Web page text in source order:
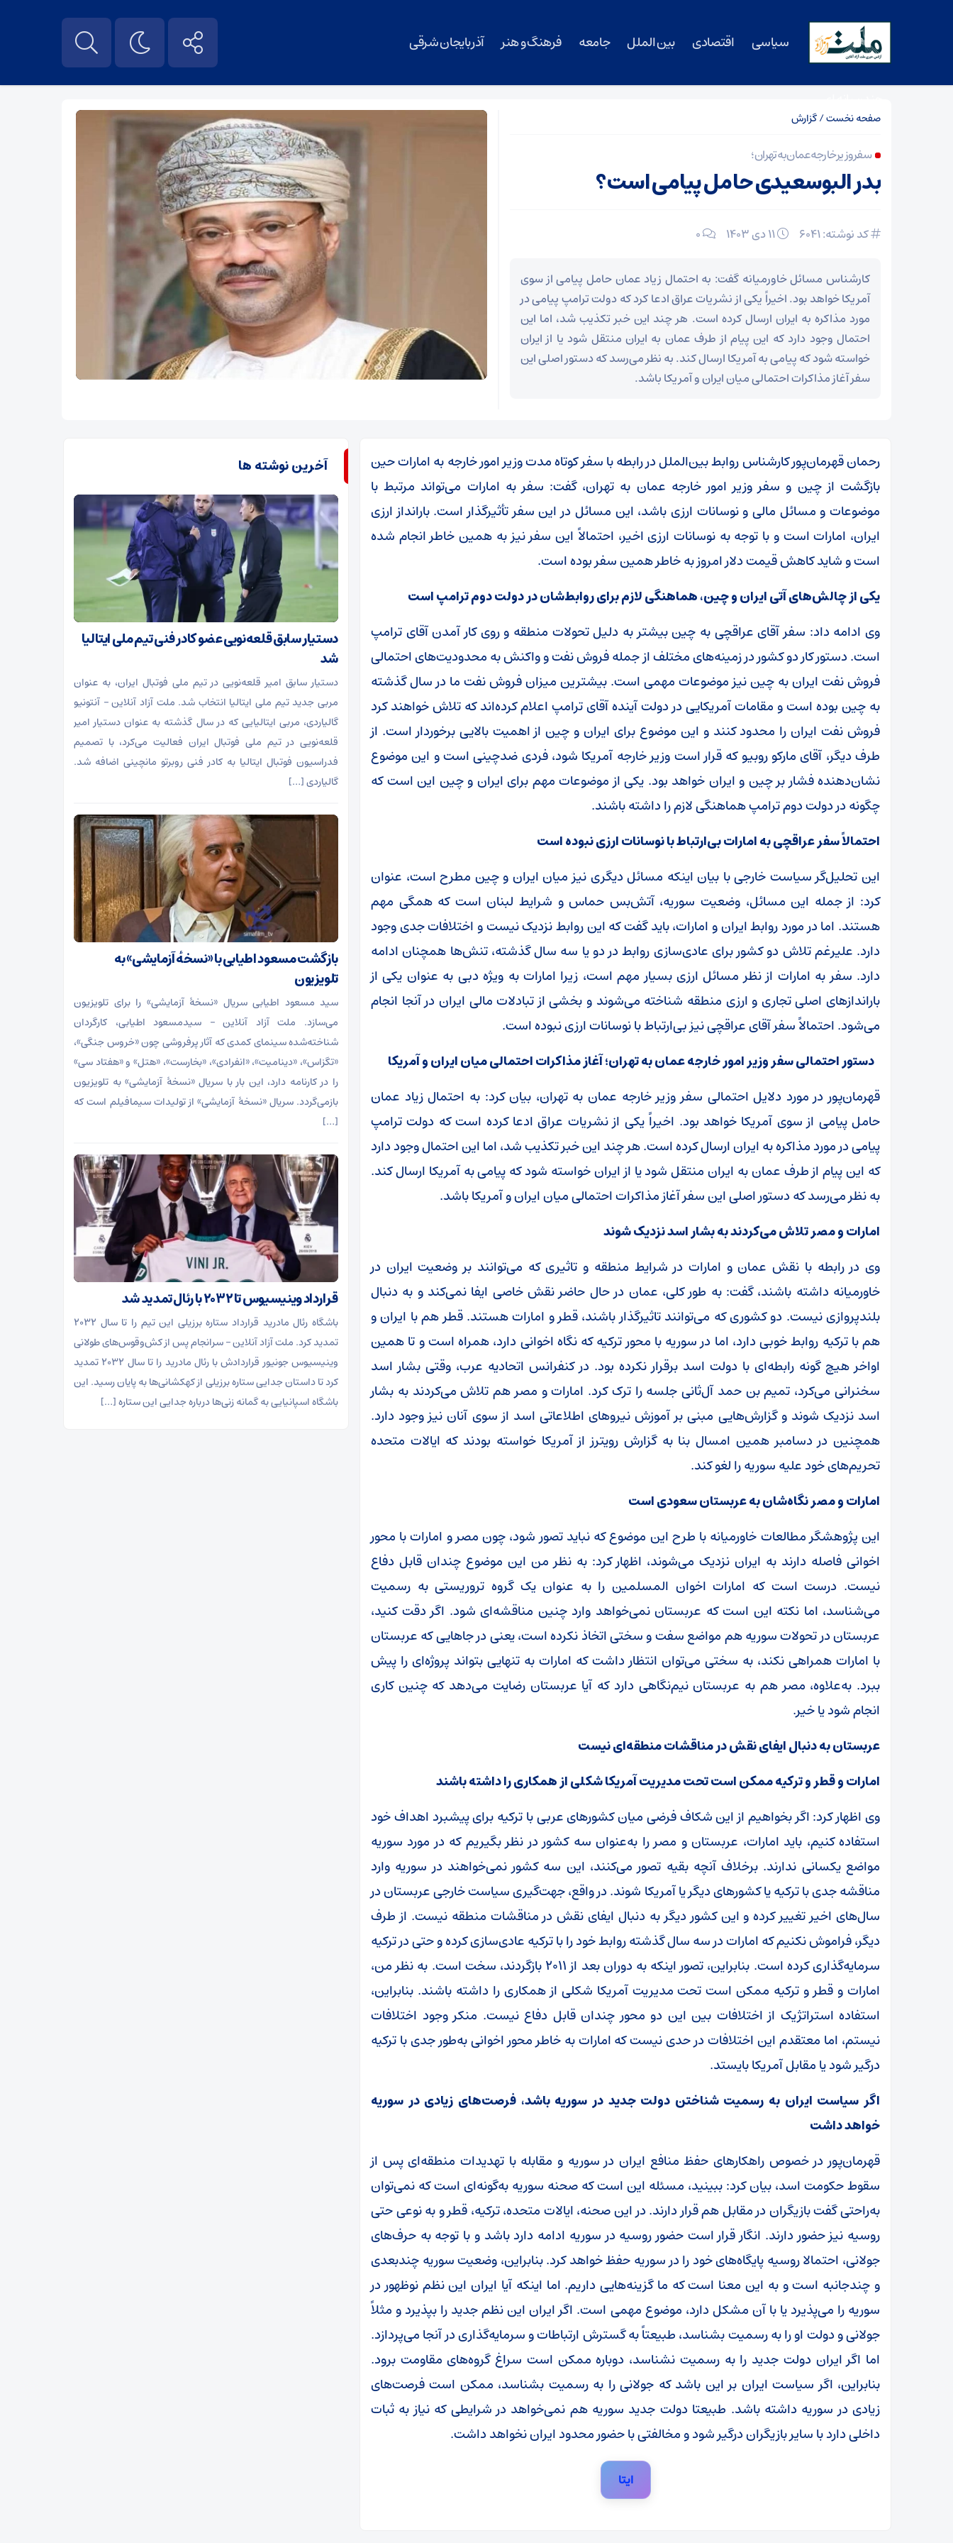
سیاسی اقتصادی بین الملل جامعه فرهنگ و هنر آذربایجان شرقی
صفحه نخست/گزارش
سفر وزیر خارجه عمان به تهران؛
بدر البوسعیدی حامل پیامی است؟
کد نوشته: 6041 0
کارشناس مسائل خاورمیانه گفت: به احتمال زیاد عمان حامل پیامی از سوی
آمریکا خواهد بود. اخیراً یکی از نشریات عراق ادعا کرد که دولت ترامپ پیامی در
مورد مذاکره به ایران ارسال کرده است. هر چند این خبر تکذیب شد، اما این
احتمال وجود دارد که این پیام از طرف عمان به ایران منتقل شود یا از ایران
خواسته شود که پیامی به آمریکا ارسال کند. به نظر می‌رسد که دستور اصلی این
سفر آغاز مذاکرات احتمالی میان ایران و آمریکا باشد.
رحمان قهرمان‌پور کارشناس روابط بین‌الملل در رابطه با سفر کوتاه مدت وزیر امور خارجه به امارات حین
بازگشت از چین و سفر وزیر امور خارجه عمان به تهران، گفت: سفر به امارات می‌تواند مرتبط با
موضوعات و مسائل مالی و نوسانات ارزی باشد، این مسائل در این سفر تأثیرگذار است. بارانداز ارزی
ایران، امارات است و با توجه به نوسانات ارزی اخیر، احتمالاً این سفر نیز به همین خاطر انجام شده
است و شاید کاهش قیمت دلار امروز به خاطر همین سفر بوده است.
یکی از چالش‌های آتی ایران و چین، هماهنگی لازم برای روابط‌شان در دولت دوم ترامپ است
وی ادامه داد: سفر آقای عراقچی به چین بیشتر به دلیل تحولات منطقه و روی کار آمدن آقای ترامپ
است. دستور کار دو کشور در زمینه‌های مختلف از جمله فروش نفت و واکنش به محدودیت‌های احتمالی
فروش نفت ایران به چین نیز موضوعات مهمی است. بیشترین میزان فروش نفت ما در سال گذشته
به چین بوده است و مقامات آمریکایی در دولت آینده آقای ترامپ اعلام کرده‌اند که تلاش خواهند کرد
فروش نفت ایران را محدود کنند و این موضوع برای ایران و چین از اهمیت بالایی برخوردار است. از
طرف دیگر، آقای مارکو روبیو که قرار است وزیر خارجه آمریکا شود، فردی ضدچینی است و این موضوع
نشان‌دهنده فشار بر چین و ایران خواهد بود. یکی از موضوعات مهم برای ایران و چین این است که
چگونه در دولت دوم ترامپ هماهنگی لازم را داشته باشند.
احتمالاً سفر عراقچی به امارات بی‌ارتباط با نوسانات ارزی نبوده است
این تحلیل‌گر سیاست خارجی با بیان اینکه مسائل دیگری نیز میان ایران و چین مطرح است، عنوان
کرد: از جمله این مسائل، وضعیت سوریه، آتش‌بس حماس و شرایط لبنان است که همگی مهم
هستند. اما در مورد روابط ایران و امارات، باید گفت که این روابط نزدیک نیست و اختلافات جدی وجود
دارد. علیرغم تلاش دو کشور برای عادی‌سازی روابط در دو یا سه سال گذشته، تنش‌ها همچنان ادامه
دارد. سفر به امارات از نظر مسائل ارزی بسیار مهم است، زیرا امارات به ویژه دبی به عنوان یکی از
بارانداز‌های اصلی تجاری و ارزی منطقه شناخته می‌شوند و بخشی از تبادلات مالی ایران در آنجا انجام
می‌شود. احتمالاً سفر آقای عراقچی نیز بی‌ارتباط با نوسانات ارزی نبوده است.
دستور احتمالی سفر وزیر امور خارجه عمان به تهران؛ آغاز مذاکرات احتمالی میان ایران و آمریکا
قهرمان‌پور در مورد دلایل احتمالی سفر وزیر خارجه عمان به تهران، بیان کرد: به احتمال زیاد عمان
حامل پیامی از سوی آمریکا خواهد بود. اخیراً یکی از نشریات عراق ادعا کرده است که دولت ترامپ
پیامی در مورد مذاکره به ایران ارسال کرده است. هر چند این خبر تکذیب شد، اما این احتمال وجود دارد
که این پیام از طرف عمان به ایران منتقل شود یا از ایران خواسته شود که پیامی به آمریکا ارسال کند.
به نظر می‌رسد که دستور اصلی این سفر آغاز مذاکرات احتمالی میان ایران و آمریکا باشد.
امارات و مصر تلاش می‌کردند به بشار اسد نزدیک شوند
وی در رابطه با نقش عمان و امارات در شرایط منطقه و تاثیری که می‌توانند بر وضعیت ایران در
خاورمیانه داشته باشند، گفت: به طور کلی، عمان در حال حاضر نقش خاصی ایفا نمی‌کند و به دنبال
بلندپروازی نیست. دو کشوری که می‌توانند تاثیرگذار باشند، قطر و امارات هستند. قطر هم با ایران و
هم با ترکیه روابط خوبی دارد، اما در سوریه با محور ترکیه که نگاه اخوانی دارد، همراه است و تا همین
اواخر هیچ گونه رابطه‌ای با دولت اسد برقرار نکرده بود. در کنفرانس اتحادیه عرب، وقتی بشار اسد
سخنرانی می‌کرد، تمیم بن حمد آل‌ثانی جلسه را ترک کرد. امارات و مصر هم تلاش می‌کردند به بشار
اسد نزدیک شوند و گزارش‌هایی مبنی بر آموزش نیرو‌های اطلاعاتی اسد از سوی آنان نیز وجود دارد.
همچنین در دسامبر همین امسال بنا به گزارش رویترز از آمریکا خواسته بودند که ایالات متحده
تحریم‌های خود علیه سوریه را لغو کند.
امارات و مصر نگاه‌شان به عربستان سعودی است
این پژوهشگر مطالعات خاورمیانه با طرح این موضوع که نباید تصور شود، چون مصر و امارات با محور
اخوانی فاصله دارند به ایران نزدیک می‌شوند، اظهار کرد: به نظر من این موضوع چندان قابل دفاع
نیست. درست است که امارات اخوان المسلمین را به عنوان یک گروه تروریستی به رسمیت
می‌شناسد، اما نکته این است که عربستان نمی‌خواهد وارد چنین مناقشه‌ای شود. اگر دقت کنید،
عربستان در تحولات سوریه هم مواضع سفت و سختی اتخاذ نکرده است، یعنی در جا‌هایی که عربستان
با امارات همراهی نکند، به سختی می‌توان انتظار داشت که امارات به تنهایی بتواند پروژه‌ای را پیش
ببرد. به‌علاوه، مصر هم به عربستان نیم‌نگاهی دارد که آیا عربستان رضایت می‌دهد که چنین کاری
انجام شود یا خیر.
عربستان به دنبال ایفای نقش در مناقشات منطقه‌ای نیست
امارات و قطر و ترکیه ممکن است تحت مدیریت آمریکا شکلی از همکاری را داشته باشند​
وی اظهار کرد: اگر بخواهیم از این شکاف فرضی میان کشور‌های عربی با ترکیه برای پیشبرد اهداف خود
استفاده کنیم، باید امارات، عربستان و مصر را به‌عنوان سه کشور در نظر بگیریم که در مورد سوریه
مواضع یکسانی ندارند. برخلاف آنچه بقیه تصور می‌کنند، این سه کشور نمی‌خواهند در سوریه وارد
مناقشه جدی با ترکیه یا کشور‌های دیگر یا آمریکا شوند. در واقع، جهت‌گیری سیاست خارجی عربستان در
سال‌های اخیر تغییر کرده و این کشور دیگر به دنبال ایفای نقش در مناقشات منطقه نیست. از طرف
دیگر، فراموش نکنیم که امارات در سه سال گذشته روابط خود را با ترکیه عادی‌سازی کرده و حتی در ترکیه
سرمایه‌گذاری کرده است. بنابراین، تصور اینکه به دوران بعد از ۲۰۱۱ بازگردند، سخت است. به نظر من،
امارات و قطر و ترکیه ممکن است تحت مدیریت آمریکا شکلی از همکاری را داشته باشند. بنابراین،
استفاده استراتژیک از اختلافات بین این دو محور چندان قابل دفاع نیست. منکر وجود اختلافات
نیستم، اما معتقدم این اختلافات در حدی نیست که امارات به خاطر محور اخوانی به‌طور جدی با ترکیه
درگیر شود یا مقابل آمریکا بایستد.
اگر سیاست ایران به رسمیت شناختن دولت جدید در سوریه باشد، فرصت‌های زیادی در سوریه
خواهد داشت
قهرمان‌پور در خصوص راهکار‌های حفظ منافع ایران در سوریه و مقابله با تهدیدات منطقه‌ای پس از
سقوط حکومت اسد، بیان کرد: ببینید، مسئله این است که صحنه سوریه به‌گونه‌ای است که نمی‌توان
به‌راحتی گفت بازیگران در مقابل هم قرار دارند. در این صحنه، ایالات متحده، ترکیه، قطر و به نوعی حتی
روسیه نیز حضور دارند. انگار قرار است حضور روسیه در سوریه ادامه دارد باشد و با توجه به حرف‌های
جولانی، احتمالا روسیه پایگاه‌های خود را در سوریه حفظ خواهد کرد. بنابراین، وضعیت سوریه چندبعدی
و چندجانبه است و به این معنا است که ما گزینه‌هایی داریم. اما اینکه آیا ایران این نظم نوظهور در
سوریه را می‌پذیرد یا با آن مشکل دارد، موضوع مهمی است. اگر ایران این نظم جدید را بپذیرد و مثلاً
جولانی و دولت او را به رسمیت بشناسد، طبیعتاً به گسترش ارتباطات و سرمایه‌گذاری در آنجا می‌پردازد.
اما اگر ایران دولت جدید را به رسمیت نشناسد، دوباره ممکن است سراغ گروه‌های مقاومت برود.
بنابراین، اگر سیاست ایران بر این باشد که جولانی را به رسمیت بشناسد، ممکن است فرصت‌های
زیادی در سوریه داشته باشد. طبیعتا دولت جدید سوریه هم نمی‌خواهد در شرایطی که نیاز به ثبات
داخلی دارد با سایر بازیگران درگیر شود و مخالفتی با حضور محدود ایران نخواهد داشت.
ایتا
آخرین نوشته ها
دستیار سابق قلعه‌نویی عضو کادر فنی تیم ملی ایتالیا
شد
دستیار سابق امیر قلعه‌نویی در تیم ملی فوتبال ایران، به عنوان
مربی جدید تیم ملی ایتالیا انتخاب شد. ملت آزاد آنلاین – آنتونیو
گالیاردی، مربی ایتالیایی که در سال گذشته به عنوان دستیار امیر
قلعه‌نویی در تیم ملی فوتبال ایران فعالیت می‌کرد، با تصمیم
فدراسیون فوتبال ایتالیا به کادر فنی روبرتو مانچینی اضافه شد.
گالیاردی […]
بازگشت مسعود اطیابی با «نسخهٔ آزمایشی» به
تلویزیون
سید مسعود اطیابی سریال «نسخهٔ آزمایشی» را برای تلویزیون
می‌سازد. ملت آزاد آنلاین – سیدمسعود اطیابی، کارگردان
شناخته‌شده سینمای کمدی که آثار پرفروشی چون «خروس جنگی»،
«تگزاس»، «دینامیت»، «انفرادی»، «بخارست»، «هتل» و «هفتاد سی»
را در کارنامه دارد، این بار با سریال «نسخهٔ آزمایشی» به تلویزیون
بازمی‌گردد. سریال «نسخهٔ آزمایشی» از تولیدات سیمافیلم است که
[…]
قرارداد وینیسیوس تا ۲۰۳۲ با رئال‌ تمدید شد
باشگاه رئال مادرید قرارداد ستاره برزیلی این تیم را تا سال ۲۰۳۲
تمدید کرد. ملت آزاد آنلاین – سرانجام پس از کش‌وقوس‌های طولانی
وینیسیوس جونیور قراردادش با رئال مادرید را تا سال ۲۰۳۲ تمدید
کرد تا داستان جدایی ستاره برزیلی از کهکشانی‌ها به پایان رسید. این
باشگاه اسپانیایی به گمانه زنی‌ها درباره جدایی این ستاره […]